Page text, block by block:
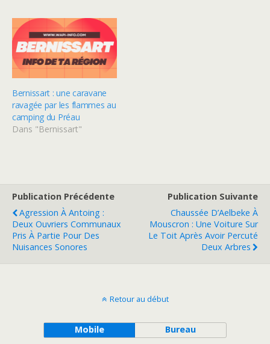
Bernissart : une caravane
ravagée par les flammes au
camping du Préau
Dans "Bernissart"
Publication Précédente
Agression À Antoing :
Deux Ouvriers Communaux
Pris À Partie Pour Des
Nuisances Sonores
Publication Suivante
Chaussée D’Aelbeke À
Mouscron : Une Voiture Sur
Le Toit Après Avoir Percuté
Deux Arbres
Retour au début
Mobile Bureau